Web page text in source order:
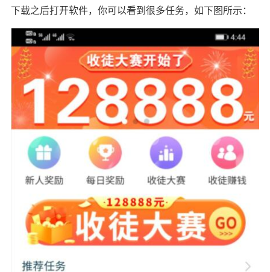
下载之后打开软件，你可以看到很多任务，如下图所示：